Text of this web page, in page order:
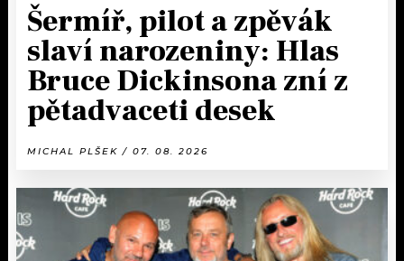
Šermíř, pilot a zpěvák
slaví narozeniny: Hlas
Bruce Dickinsona zní z
pětadvaceti desek
MICHAL PLŠEK / 07. 08. 2026